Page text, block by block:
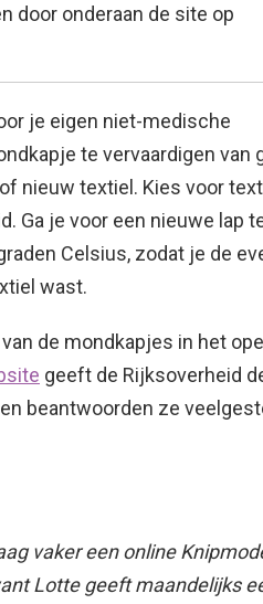
door onderaan de site op
je eigen niet-medische
te vervaardigen van
nieuw textiel. Kies voor
Ga je voor een nieuwe lap
Celsius, zodat je de
wast.
de mondkapjes in het
geeft de Rijksoverheid
beantwoorden ze
vaker een online
Lotte geeft maandelijks